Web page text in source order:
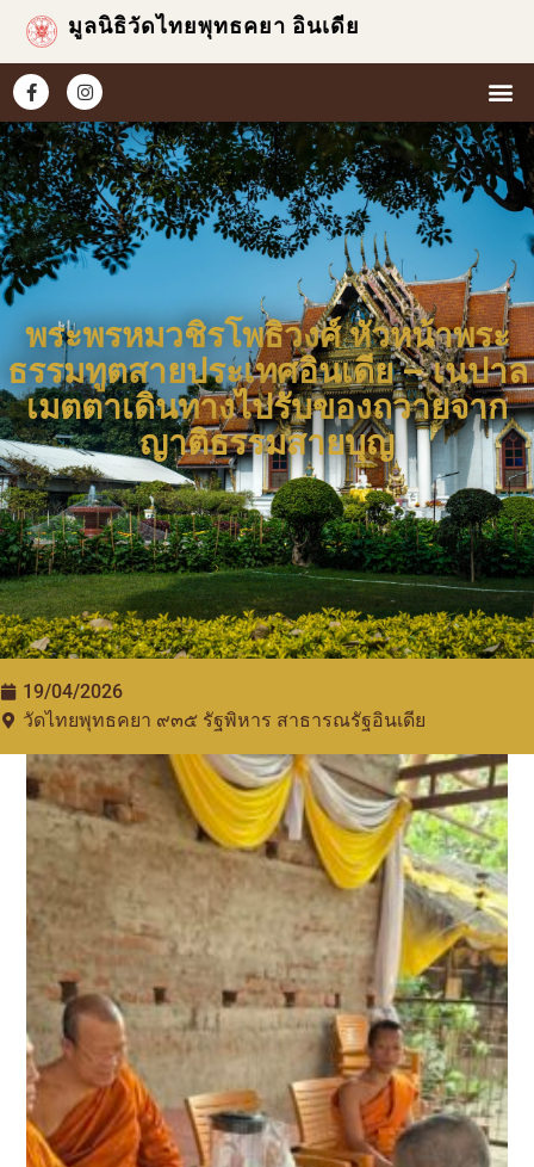
มูลนิธิวัดไทยพุทธคยา อินเดีย
พระพรหมวชิรโพธิวงศ์ หัวหน้าพระ
ธรรมทูตสายประเทศอินเดีย – เนปาล
เมตตาเดินทางไปรับของถวายจาก
ญาติธรรมสายบุญ
19/04/2026
วัดไทยพุทธคยา ๙๓๕​ รัฐพิหาร สาธารณรัฐอินเดีย